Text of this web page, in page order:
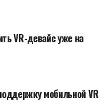
VR-девайс уже на
мобильной VR